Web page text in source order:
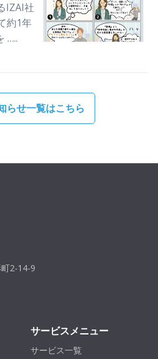
IZAI社
約1年
…..
らせ一覧はこちら
2-14-9
サービスメニュー
サービス一覧